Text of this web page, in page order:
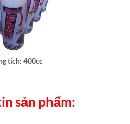
tích: 400cc
sản phẩm: